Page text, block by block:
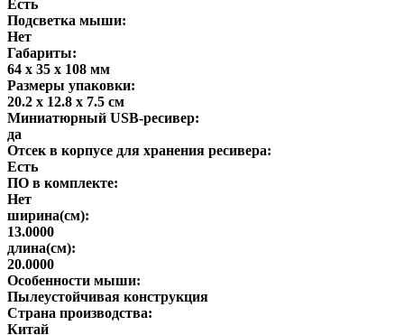
Есть
Подсветка мыши:
Нет
Габариты:
64 x 35 x 108 мм
Размеры упаковки:
20.2 x 12.8 x 7.5 см
Миниатюрный USB-ресивер:
да
Отсек в корпусе для хранения ресивера:
Есть
ПО в комплекте:
Нет
ширина(см):
13.0000
длина(см):
20.0000
Особенности мыши:
Пылеустойчивая конструкция
Страна производства:
Китай